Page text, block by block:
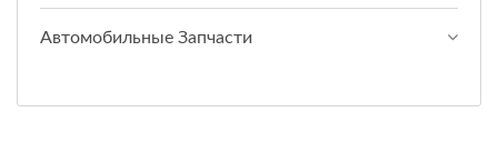
Автомобильные Запчасти